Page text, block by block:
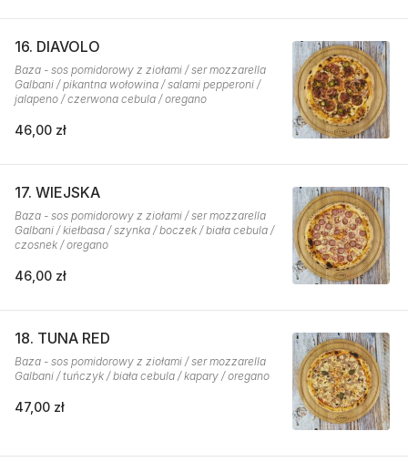
16. DIAVOLO
Baza - sos pomidorowy z ziołami / ser mozzarella
Galbani / pikantna wołowina / salami pepperoni /
jalapeno / czerwona cebula / oregano
46,00 zł
17. WIEJSKA
Baza - sos pomidorowy z ziołami / ser mozzarella
Galbani / kiełbasa / szynka / boczek / biała cebula /
czosnek / oregano
46,00 zł
18. TUNA RED
Baza - sos pomidorowy z ziołami / ser mozzarella
Galbani / tuńczyk / biała cebula / kapary / oregano
47,00 zł